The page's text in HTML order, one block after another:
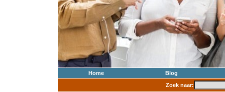
Home
Blog
Zoek naar: